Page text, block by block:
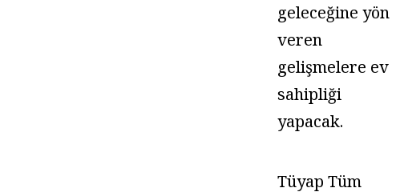
geleceğine yön
veren
gelişmelere ev
sahipliği
yapacak.
Tüyap Tüm